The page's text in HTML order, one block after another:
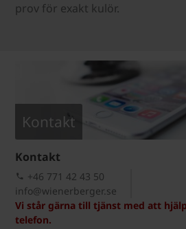
prov för exakt kulör.
Kontakt
Kontakt
Vi står gärna till tjänst med att
telefon.
+46 771 42 43 50
info@wienerberger.se